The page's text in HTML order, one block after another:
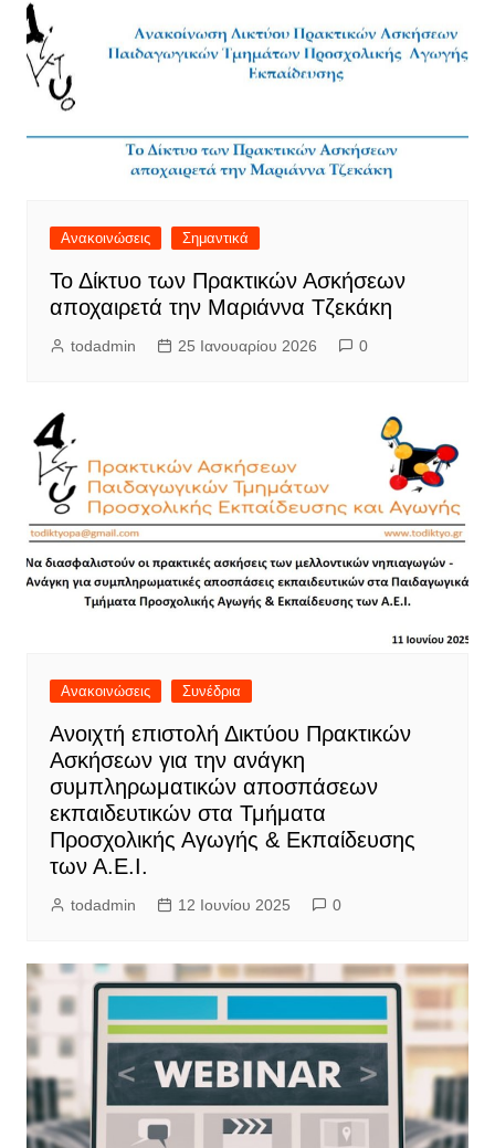
Ανακοινώσεις Σημαντικά
Το Δίκτυο των Πρακτικών Ασκήσεων
αποχαιρετά την Μαριάννα Τζεκάκη
todadmin 25 Ιανουαρίου 2026 0
Ανακοινώσεις Συνέδρια
Ανοιχτή επιστολή Δικτύου Πρακτικών
Ασκήσεων για την ανάγκη
συμπληρωματικών αποσπάσεων
εκπαιδευτικών στα Τμήματα
Προσχολικής Αγωγής & Εκπαίδευσης
των Α.Ε.Ι.
todadmin 12 Ιουνίου 2025 0